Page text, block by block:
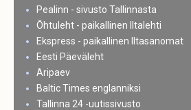
Pealinn - sivusto Tallinnasta
Õhtuleht - paikallinen Iltalehti
Ekspress - paikallinen Iltasanomat
Eesti Päeväleht
Aripaev
Baltic Times englanniksi
Tallinna 24 -uutissivusto